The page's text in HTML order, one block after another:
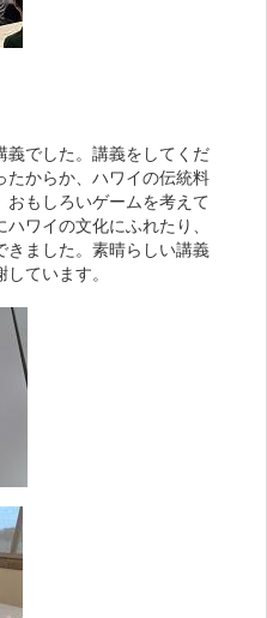
義でした。講義をしてくだ
たからか、ハワイの伝統料
おもしろいゲームを考えて
ワイの文化にふれたり、
きました。素晴らしい講義
ています。